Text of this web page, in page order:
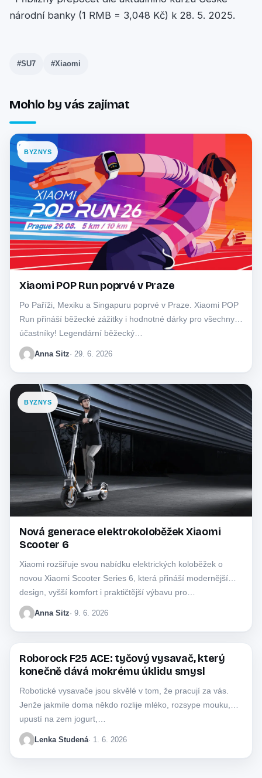
národní banky (1 RMB = 3,048 Kč) k 28. 5. 2025.
#SU7 #Xiaomi
Mohlo by vás zajímat
BYZNYS
Xiaomi POP Run poprvé v Praze
Po Paříži, Mexiku a Singapuru poprvé v Praze. Xiaomi POP
Run přináší běžecké zážitky i hodnotné dárky pro všechny
účastníky! Legendární běžecký…
Anna Sitz· 29. 6. 2026
BYZNYS
Nová generace elektrokoloběžek Xiaomi
Scooter 6
Xiaomi rozšiřuje svou nabídku elektrických koloběžek o
novou Xiaomi Scooter Series 6, která přináší modernější
design, vyšší komfort i praktičtější výbavu pro…
Anna Sitz· 9. 6. 2026
BYZNYS
Roborock F25 ACE: tyčový vysavač, který
konečně dává mokrému úklidu smysl
Robotické vysavače jsou skvělé v tom, že pracují za vás.
Jenže jakmile doma někdo rozlije mléko, rozsype mouku,
upustí na zem jogurt,…
Lenka Studená· 1. 6. 2026